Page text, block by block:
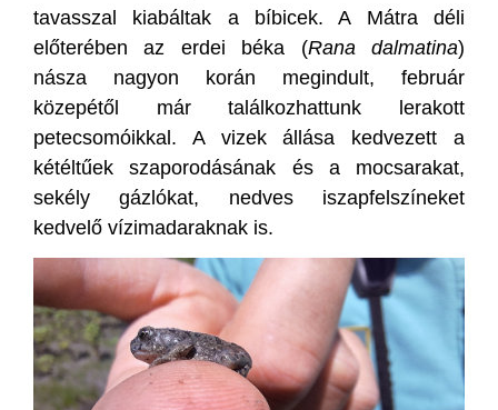
tavasszal kiabáltak a bíbicek. A Mátra déli
előterében az erdei béka (Rana dalmatina)
násza nagyon korán megindult, február
közepétől már találkozhattunk lerakott
petecsomóikkal. A vizek állása kedvezett a
kétéltűek szaporodásának és a mocsarakat,
sekély gázlókat, nedves iszapfelszíneket
kedvelő vízimadaraknak is.